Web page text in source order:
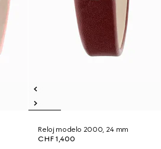
Reloj modelo 2000, 24 mm
CHF 1,400